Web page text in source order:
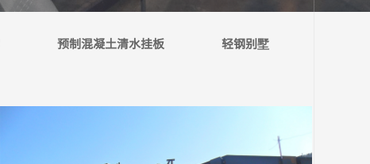
预制混凝土清水挂板 轻钢别墅